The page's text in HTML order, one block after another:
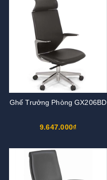
Ghế Trưởng Phòng GX206BD
9.647.000₫